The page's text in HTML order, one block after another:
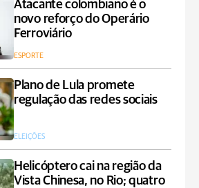
Atacante colombiano é o
novo reforço do Operário
Ferroviário
ESPORTE
Plano de Lula promete
regulação das redes sociais
ELEIÇÕES
Helicóptero cai na região da
Vista Chinesa, no Rio; quatro